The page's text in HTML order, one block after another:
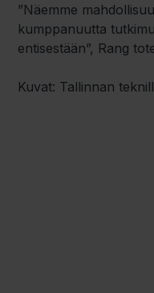
”Näemme
kumppanuutta
entisestään”, Rang
Kuvat: Tallinnan